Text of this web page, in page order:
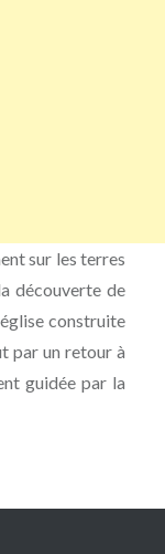
sur les terres
découverte de
construite
par un retour à
guidée par la